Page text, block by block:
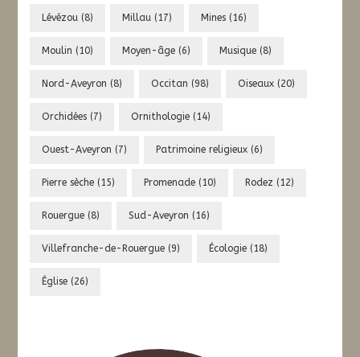
Lévézou (8) Millau (17) Mines (16)
Moulin (10) Moyen-âge (6) Musique (8)
Nord-Aveyron (8) Occitan (98) Oiseaux (20)
Orchidées (7) Ornithologie (14)
Ouest-Aveyron (7) Patrimoine religieux (6)
Pierre sèche (15) Promenade (10) Rodez (12)
Rouergue (8) Sud-Aveyron (16)
Villefranche-de-Rouergue (9) Écologie (18)
Église (26)